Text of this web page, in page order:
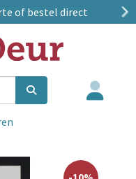
of bestel direct